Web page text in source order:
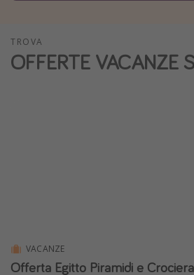
Last minute capodanno
Vacanze con bambini
TROVA
OFFERTE VACANZE
VACANZE
Offerta Egitto Piramidi e